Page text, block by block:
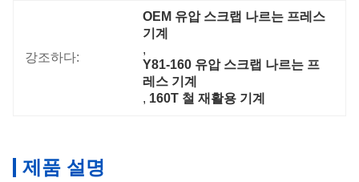
강조하다:
OEM 유압 스크랩 나르는 프레스
기계
,
Y81-160 유압 스크랩 나르는 프
레스 기계
, 160T 철 재활용 기계
제품 설명